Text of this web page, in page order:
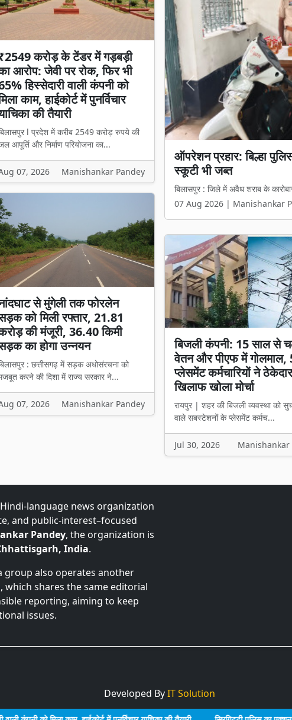
करोड़ के टेंडर में गड़बड़ी
आरोप: जेवी पर रोक, फिर भी
हिस्सेदारी वाली कंपनी को
काम, हाईकोर्ट में पुनर्विचार
की तैयारी
l प्रदेश में करीब 2549 करोड़ रुपये की
आपूर्ति और निर्माण परियोजना का...
07, 2026 Manishankar Pandey
से मुंगेली तक फोरलेन
को मिली रफ्तार, 21.81
की मंजूरी, 36.40 किमी
का होगा उन्नयन
: छत्तीसगढ़ में सड़क अधोसंरचना को
करने की दिशा में राज्य सरकार ने...
07, 2026 Manishankar Pandey
ऑपरेशन प्रहार: बिल्हा
स्कूटी भी जब्त
बिलासपुर : जिले में अवैध शराब के
07 Aug 2026 | Manishankar
₹2549 करोड़ के टेंडर में
हिस्सेदारी वाली कंपनी को
बिलासपुर l प्रदेश में करीब 2549 करोड़
07 Aug 2026 | Manishankar
Previous
बिजली कंपनी: 15 साल से
वेतन और पीएफ में गोलमाल,
प्लेसमेंट कर्मचारियों ने
खिलाफ खोला मोर्चा
रायपुर | शहर की बिजली व्यवस्था को
वाले सबस्टेशनों के प्लेसमेंट कर्मच...
Jul 30, 2026 Manishankar
language news organization
and public-interest–focused
Pandey, the organization is
India.
group also operates another
, which shares the same editorial
reporting, aiming to keep
issues.
Developed ByIT Solution